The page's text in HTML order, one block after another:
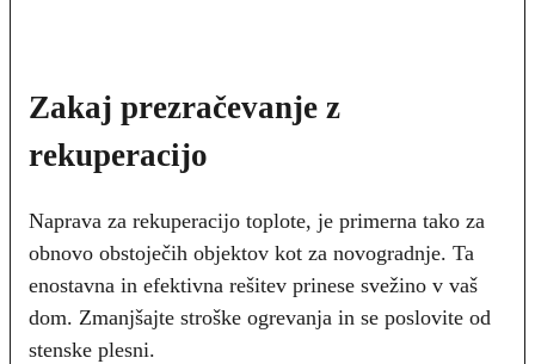
Zakaj prezračevanje z
rekuperacijo
Naprava za rekuperacijo toplote, je primerna tako za
obnovo obstoječih objektov kot za novogradnje. Ta
enostavna in efektivna rešitev prinese svežino v vaš
dom. Zmanjšajte stroške ogrevanja in se poslovite od
stenske plesni.